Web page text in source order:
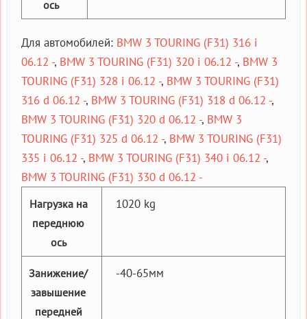
ось
Для автомобилей: BMW 3 TOURING (F31) 316 i
06.12 -, BMW 3 TOURING (F31) 320 i 06.12 -, BMW 3
TOURING (F31) 328 i 06.12 -, BMW 3 TOURING (F31)
316 d 06.12 -, BMW 3 TOURING (F31) 318 d 06.12 -,
BMW 3 TOURING (F31) 320 d 06.12 -, BMW 3
TOURING (F31) 325 d 06.12 -, BMW 3 TOURING (F31)
335 i 06.12 -, BMW 3 TOURING (F31) 340 i 06.12 -,
BMW 3 TOURING (F31) 330 d 06.12 -
Нагрузка на
переднюю
ось
1020 kg
Занижение/
завышение
передней
-40-65мм